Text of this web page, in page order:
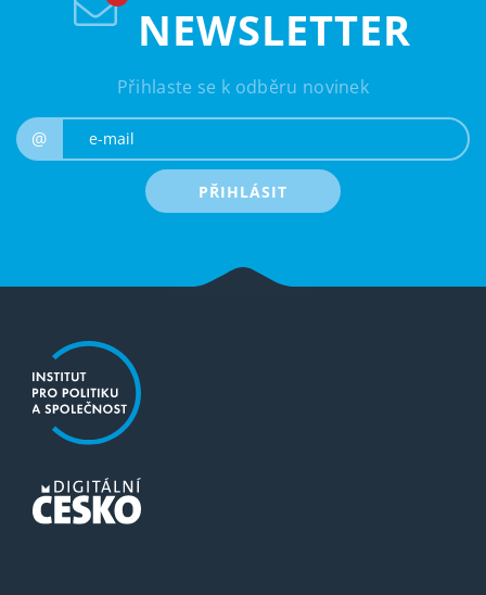
NEWSLETTER
Přihlaste se k odběru novinek
@
PŘIHLÁSIT